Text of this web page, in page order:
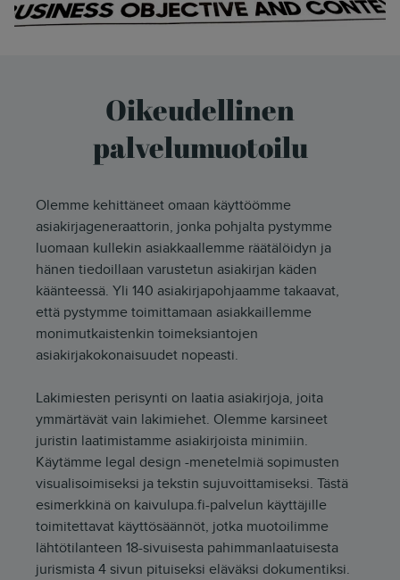
Oikeudellinen
palvelumuotoilu
Olemme kehittäneet omaan käyttöömme
asiakirjageneraattorin, jonka pohjalta pystymme
luomaan kullekin asiakkaallemme räätälöidyn ja
hänen tiedoillaan varustetun asiakirjan käden
käänteessä. Yli 140 asiakirjapohjaamme takaavat,
että pystymme toimittamaan asiakkaillemme
monimutkaistenkin toimeksiantojen
asiakirjakokonaisuudet nopeasti.
Lakimiesten perisynti on laatia asiakirjoja, joita
ymmärtävät vain lakimiehet. Olemme karsineet
juristin laatimistamme asiakirjoista minimiin.
Käytämme legal design -menetelmiä sopimusten
visualisoimiseksi ja tekstin sujuvoittamiseksi. Tästä
esimerkkinä on kaivulupa.fi-palvelun käyttäjille
toimitettavat käyttösäännöt, jotka muotoilimme
lähtötilanteen 18-sivuisesta pahimmanlaatuisesta
jurismista 4 sivun pituiseksi eläväksi dokumentiksi.